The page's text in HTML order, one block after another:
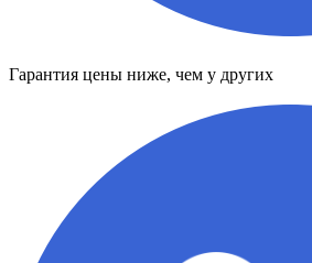
Гарантия цены ниже, чем у других